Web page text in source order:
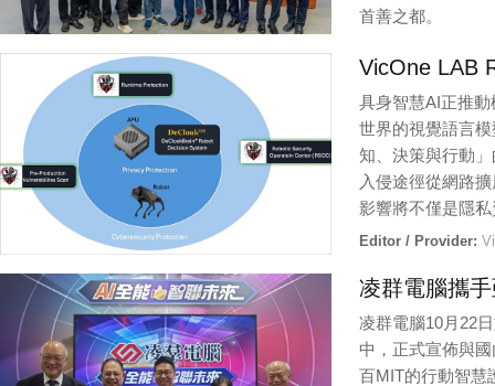
首善之都。
VicOne LAB
具身智慧AI正推
世界的視覺語言
知、決策與行動
入侵途徑從網路
影響將不僅是隱
Editor / Provider:
凌群電腦攜
凌群電腦10月22
中，正式宣佈與
百MIT的行動智慧